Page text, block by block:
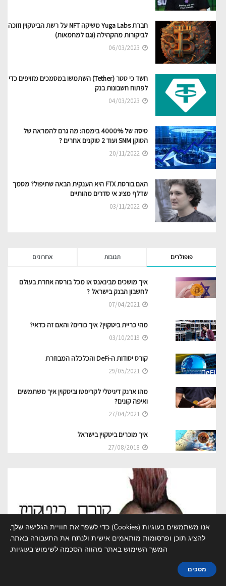
חברת Yuga Labs משיקה NFT על רשת הביטקוין וזוכה
לביקורות מהקהילה (וגם למחמאות)
חשד כי טטר (Tether) השתמשו במסמכים מזויפים כדי
לפתוח חשבונות בנק
טיסה של 4000% ביממה: מה גרם להמראה של
הטוקן SNM ועוד 2 טוקנים אחרים ?
האם בורסת FTX היא הענקית הבאה שתיפול? מסמך
שדלף מציג אי סדרים מהותיים
פופולרים תגובות אחרונים
איך מושכים מבינאנס או מכל בורסה אחרת בעולם
לחשבון הבנק בישראל ?
מהי כריית ביטקוין? איך כורים? והאם זה כדאי?
קורס יסודות ה-DeFi והכלכלה המבוזרת
מהו ארנק דיגיטלי לקריפטו וביטקוין איך משתמשים
ואיפה קונים?
איך מוכרים ביטקוין בישראל
אנו משתמשים בעוגיות (Cookies) כדי לשפר את חוויית הגלישה שלך,
להציג תוכן ופרסומות מותאמים אישית ולנתח את התעבורה באתר.
המשך השימוש באתר מהווה הסכמה לשימוש בעוגיות.
מסכים